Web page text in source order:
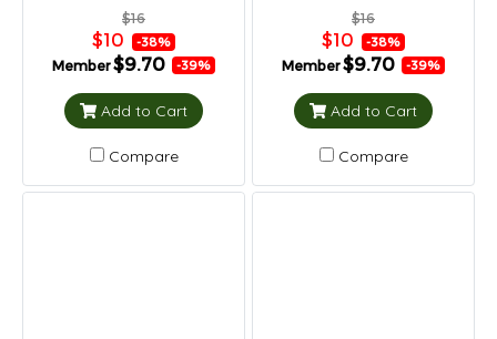
$16
$10 -38%
Member$9.70 -39%
Add to Cart
Compare
$16
$10 -38%
Member$9.70 -39%
Add to Cart
Compare